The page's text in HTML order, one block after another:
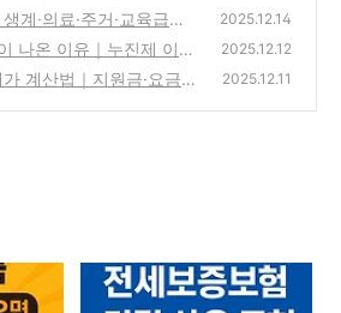
까
(0)
계·의료·주거·교육급여
고시 반영)
(0)
2025.12.14
나온 이유｜누진제 이
(0)
2025.12.12
계산법｜지원금·요금
2025.12.11